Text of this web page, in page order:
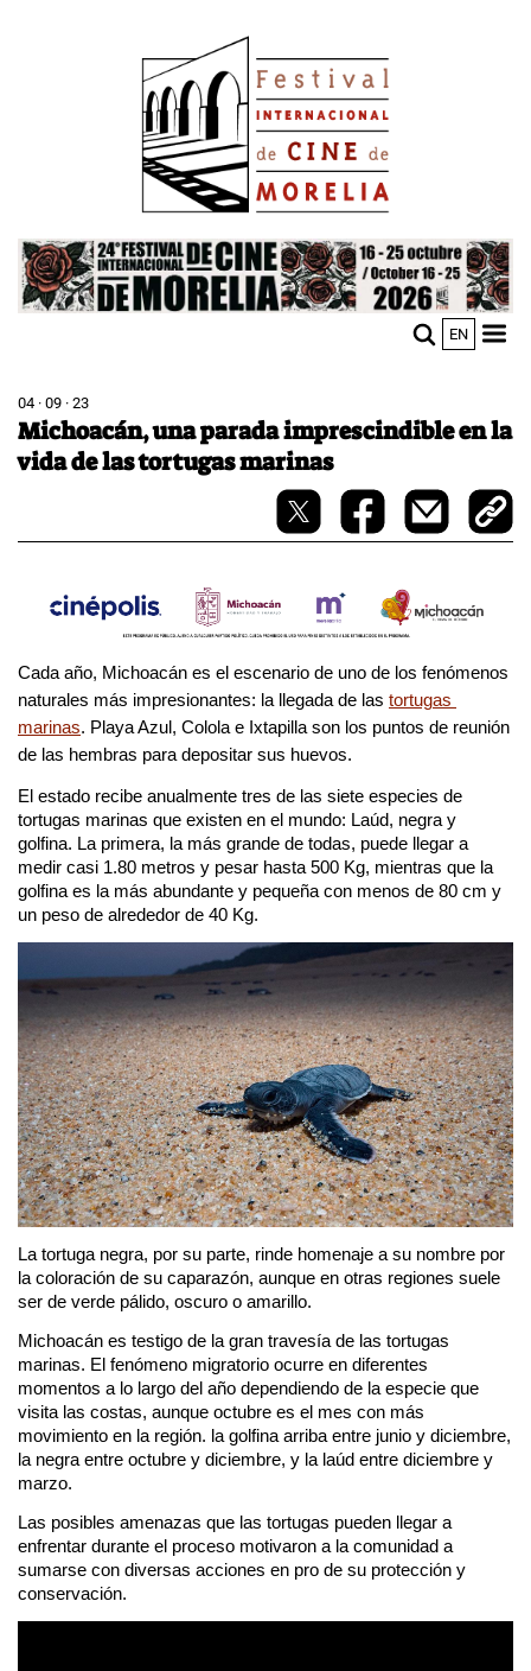
Image
EN
04 · 09 · 23
Michoacán, una parada imprescindible en la
vida de las tortugas marinas
Cada año, Michoacán es el escenario de uno de los fenómenos
naturales más impresionantes: la llegada de las tortugas
marinas. Playa Azul, Colola e Ixtapilla son los puntos de reunión
de las hembras para depositar sus huevos.
El estado recibe anualmente tres de las siete especies de
tortugas marinas que existen en el mundo: Laúd, negra y
golfina. La primera, la más grande de todas, puede llegar a
medir casi 1.80 metros y pesar hasta 500 Kg, mientras que la
golfina es la más abundante y pequeña con menos de 80 cm y
un peso de alrededor de 40 Kg.
La tortuga negra, por su parte, rinde homenaje a su nombre por
la coloración de su caparazón, aunque en otras regiones suele
ser de verde pálido, oscuro o amarillo.
Michoacán es testigo de la gran travesía de las tortugas
marinas. El fenómeno migratorio ocurre en diferentes
momentos a lo largo del año dependiendo de la especie que
visita las costas, aunque octubre es el mes con más
movimiento en la región. la golfina arriba entre junio y diciembre,
la negra entre octubre y diciembre, y la laúd entre diciembre y
marzo.
Las posibles amenazas que las tortugas pueden llegar a
enfrentar durante el proceso motivaron a la comunidad a
sumarse con diversas acciones en pro de su protección y
conservación.